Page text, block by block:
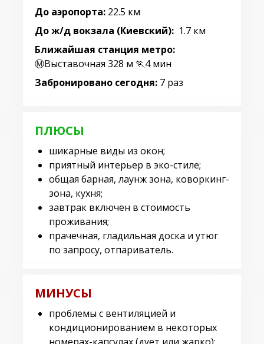
До аэропорта: 22.5 км
До ж/д вокзала (Киевский): 1.7 км
Ближайшая станция метро:
Ⓜ️Выставочная 328 м 🏃4 мин
Забронировано сегодня: 7 раз
ПЛЮСЫ
шикарные виды из окон;
приятный интерьер в эко-стиле;
общая барная, лаунж зона, коворкинг-
зона, кухня;
завтрак включен в стоимость
проживания;
прачечная, гладильная доска и утюг
по запросу, отпариватель.
МИНУСЫ
проблемы с вентиляцией и
кондиционированием в некоторых